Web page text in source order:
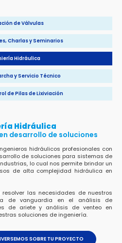
de Válvulas
Charlas y Seminarios
Hidráulica
y Servicio Técnico
de Pilas de Lixiviación
Hidráulica
desarrollo de soluciones
hidráulicos profesionales con
de soluciones para sistemas de
lo cual nos permite brindar un
de alta complejidad hidráulica en
las necesidades de nuestros
de vanguardia en el análisis de
de ariete y análisis de venteo en
soluciones de ingeniería.
SOBRE TU PROYECTO